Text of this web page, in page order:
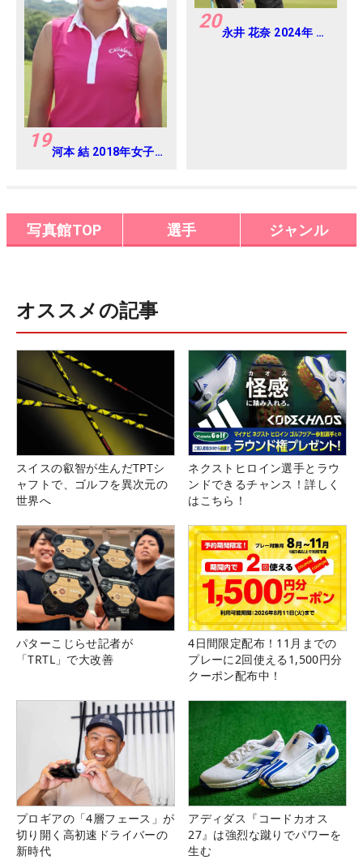
19河本 結 2018年女子
20永井 花奈 2024年 リ
写真館TOP 選手 ジャンル
オススメの記事
スイスの叡智が生んだTPTシ
ャフトで、ゴルフを異次元の
世界へ
ネクストヒロイン選手とラウ
ンドできるチャンス！詳しく
はこちら！
パターこじらせ記者が
「TRTL」で大改善
4日間限定配布！11月までの
プレーに2回使える1,500円分
クーポン配布中！
プロギアの「4層フェース」が
切り開く高初速ドライバーの
新時代
アディダス『コードカオス
27』は強烈な蹴りでパワーを
生む